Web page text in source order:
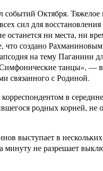
Октября.
сил для
останется ни места, ни
что создано
на тему Паганини
танцы», —
связанного с Родиной.
в
родных корней, не
выступает в нескольких
не разрешает